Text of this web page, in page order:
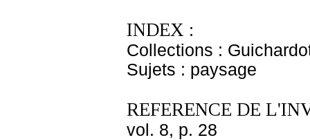
INDEX :
Collections :
Sujets : paysage
REFERENCE DE
vol. 8, p. 28